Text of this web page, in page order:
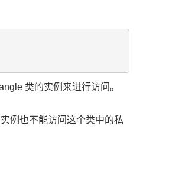
类的实例来进行访问。
例也不能访问这个类中的私